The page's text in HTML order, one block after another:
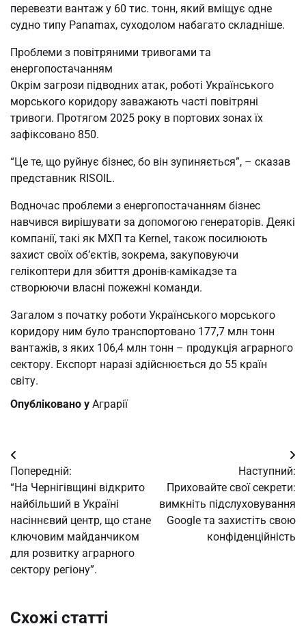
перевезти вантаж у 60 тис. тонн, який вміщує одне
судно типу Panamax, суходолом набагато складніше.
Проблеми з повітряними тривогами та
енергопостачанням
Окрім загрози підводних атак, роботі Українського
морського коридору заважають часті повітряні
тривоги. Протягом 2025 року в портових зонах їх
зафіксовано 850.
“Це те, що руйнує бізнес, бо він зупиняється”, – сказав
представник RISOIL.
Водночас проблеми з енергопостачанням бізнес
навчився вирішувати за допомогою генераторів. Деякі
компанії, такі як МХП та Kernel, також посилюють
захист своїх об’єктів, зокрема, закуповуючи
гелікоптери для збиття дронів-камікадзе та
створюючи власні пожежні команди.
Загалом з початку роботи Українського морського
коридору ним було транспортовано 177,7 млн тонн
вантажів, з яких 106,4 млн тонн – продукція аграрного
сектору. Експорт наразі здійснюється до 55 країн
світу.
Опубліковано у Аграрії
Навігація
записів
Попередній:
“На Чернігівщині відкрито
найбільший в Україні
насіннєвий центр, що стане
ключовим майданчиком
для розвитку аграрного
сектору регіону”.
Наступний:
Приховайте свої секрети:
вимкніть підслуховування
Google та захистіть свою
конфіденційність
Схожі статті